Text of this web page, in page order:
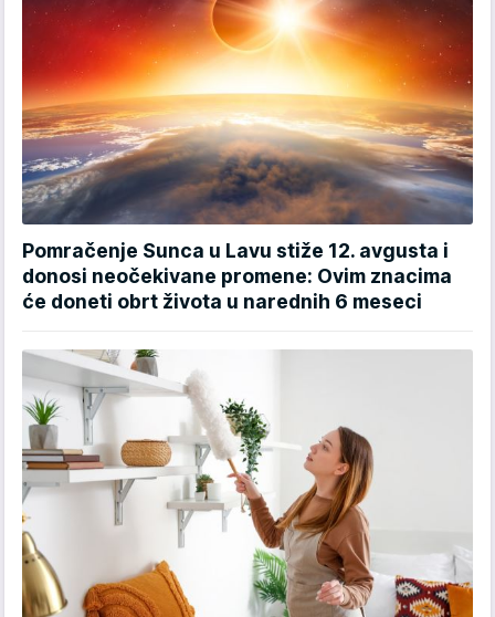
Pomračenje Sunca u Lavu stiže 12. avgusta i
donosi neočekivane promene: Ovim znacima
će doneti obrt života u narednih 6 meseci